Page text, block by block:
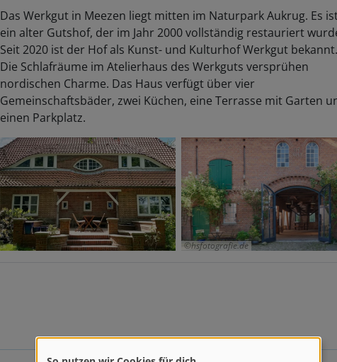
Das Werkgut in Meezen liegt mitten im Naturpark Aukrug. Es
ein alter Gutshof, der im Jahr 2000 vollständig restauriert
Seit 2020 ist der Hof als Kunst- und Kulturhof Werkgut bekannt.
Die Schlafräume im Atelierhaus des Werkguts versprühen
nordischen Charme. Das Haus verfügt über vier
Gemeinschaftsbäder, zwei Küchen, eine Terrasse mit Garten
einen Parkplatz.
hsfotografie.de